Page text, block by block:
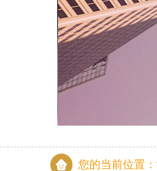
您的当前位置：